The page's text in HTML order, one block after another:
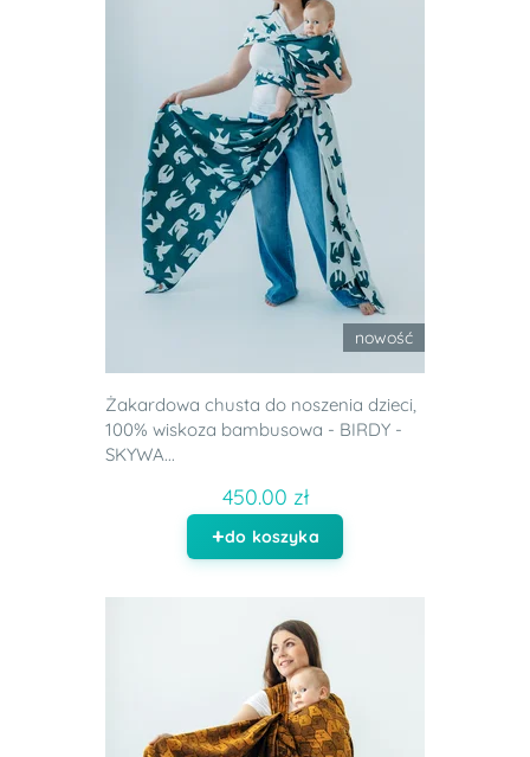
nowość
Żakardowa chusta do noszenia dzieci,
100% wiskoza bambusowa - BIRDY -
SKYWA...
450.00 zł
do koszyka